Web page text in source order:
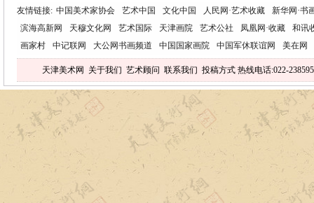
友情链接: 中国美术家协会 艺术中国 文化中国 人民网·艺术收藏
新华网·书
滨海高新网
天穆文化网 艺术国际 天津画院 艺术公社 凤凰网·收藏
和讯
画家村
中记联网 大公网书画频道 中国国家画院 中国军休联谊网 美在网
天津美术网 关于我们 艺术顾问 联系我们 投稿方式 热线电话:022-